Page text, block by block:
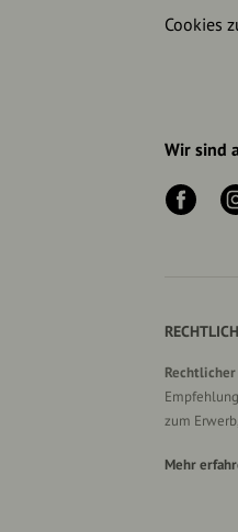
Cookies
Wir sind
zum
Mehr